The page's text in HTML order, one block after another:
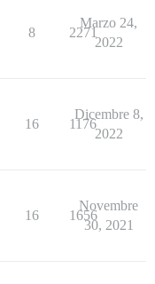
8 2271
Marzo 24,
2022
16 1176
Dicembre 8,
2022
16 1656
Novembre
30, 2021